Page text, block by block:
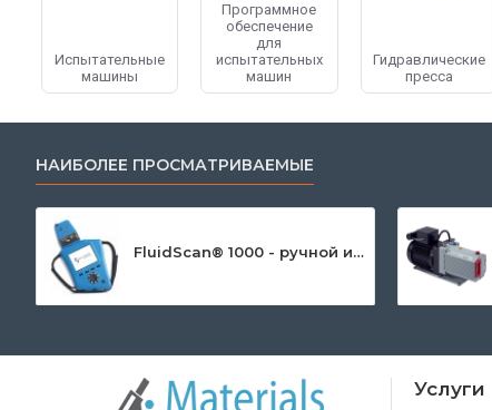
История компании началась с 1995 года. LABORTECH
компания LABORTECH начала производство
целой продукции. Машины и оборудование могут найти
строительная промышленность, научно-
Качество продукции;
Испытательные
машины
Программное
обеспечение
для
испытательных
машин
Гидравлические
пресса
НАИБОЛЕЕ ПРОСМАТРИВАЕМЫЕ
FluidScan® 1000 - ручной инфракрасный анализатор масла
Услуги